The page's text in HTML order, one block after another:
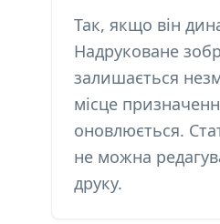
Так, якщо він
Надруковане
залишається
місце
оновлюється.
не можна
друку.